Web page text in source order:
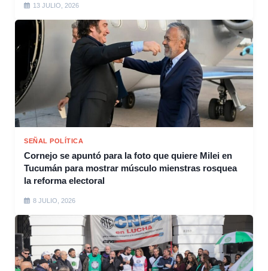
13 JULIO, 2026
SEÑAL POLÍTICA
Cornejo se apuntó para la foto que quiere Milei en
Tucumán para mostrar músculo mienstras rosquea
la reforma electoral
8 JULIO, 2026